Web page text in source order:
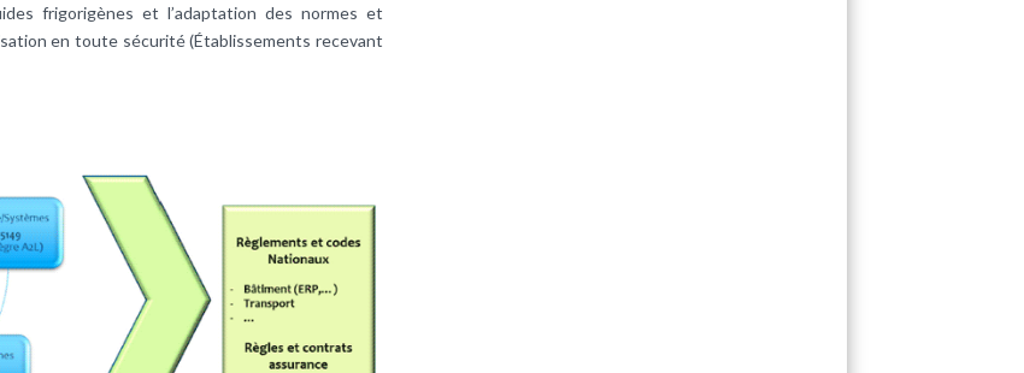
frigorigènes et l’adaptation des normes et
en toute sécurité (Établissements recevant